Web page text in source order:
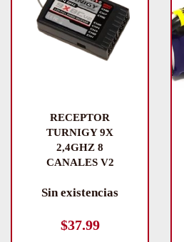
RECEPTOR
TURNIGY 9X
2,4GHZ 8
CANALES V2
Sin existencias
$37.99